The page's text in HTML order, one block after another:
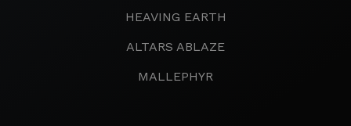
HEAVING EARTH
ALTARS ABLAZE
MALLEPHYR